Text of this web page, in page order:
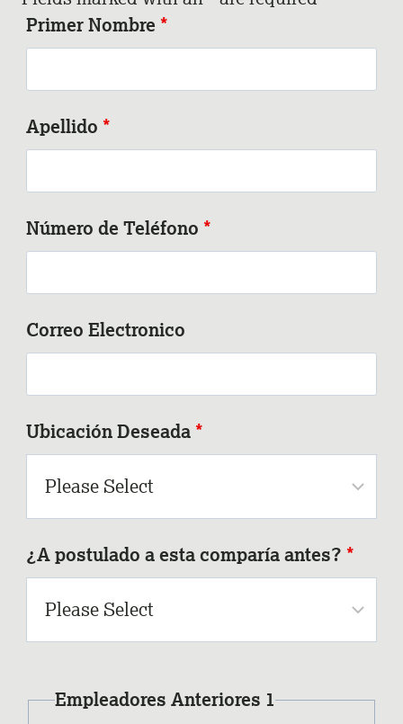
Primer Nombre *
Apellido *
Número de Teléfono *
Correo Electronico
Ubicación Deseada *
¿A postulado a esta comparía antes? *
Empleadores Anteriores 1